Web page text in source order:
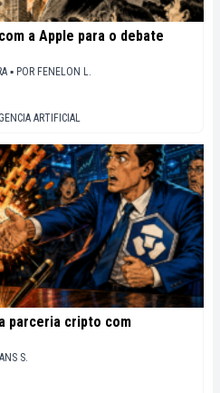
a Apple para o debate
▪ POR FENELON L.
ARTIFICIAL
parceria cripto com
S.